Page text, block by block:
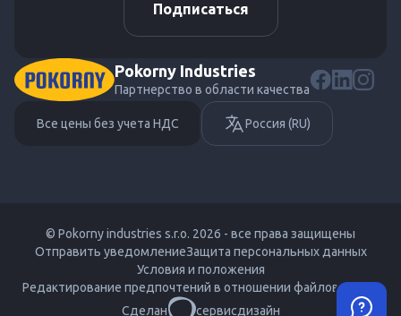
Подписаться
Pokorny Industries
Партнерство в области качества
Все цены без учета НДС Россия (RU)
© Pokorny industries s.r.o. 2026 - все права защищены
Отправить уведомлениеЗащита персональных данных
Условия и положения
Редактирование предпочтений в отношении файлов cookie
Сделан
сервисдизайн